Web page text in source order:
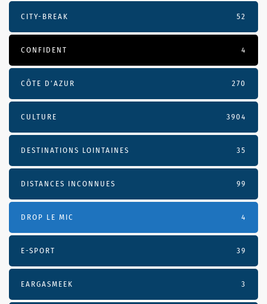
CITY-BREAK 52
CONFIDENT 4
CÔTE D’AZUR 270
CULTURE 3904
DESTINATIONS LOINTAINES 35
DISTANCES INCONNUES 99
DROP LE MIC 4
E-SPORT 39
EARGASMEEK 3